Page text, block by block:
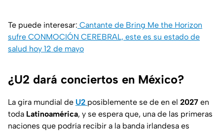
Te puede interesar: Cantante de Bring Me the Horizon
sufre CONMOCIÓN CEREBRAL, este es su estado de
salud hoy 12 de mayo
¿U2 dará conciertos en México?
La gira mundial de U2 posiblemente se de en el 2027 en
toda Latinoamérica, y se espera que, una de las primeras
naciones que podría recibir a la banda irlandesa es